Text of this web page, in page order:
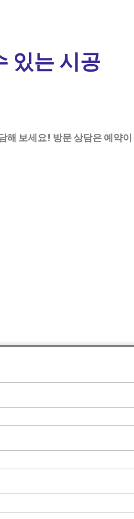
있는 시공
해 보세요! 방문상담은예약이